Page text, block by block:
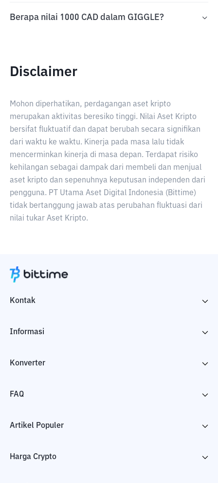
Berapa nilai 1000 CAD dalam GIGGLE?
Disclaimer
Mohon diperhatikan, perdagangan aset kripto
merupakan aktivitas beresiko tinggi. Nilai Aset Kripto
bersifat fluktuatif dan dapat berubah secara signifikan
dari waktu ke waktu. Kinerja pada masa lalu tidak
mencerminkan kinerja di masa depan. Terdapat risiko
kehilangan sebagai dampak dari membeli dan menjual
aset kripto dan sepenuhnya keputusan independen dari
pengguna. PT Utama Aset Digital Indonesia (Bittime)
tidak bertanggung jawab atas perubahan fluktuasi dari
nilai tukar Aset Kripto.
Kontak
Informasi
Konverter
FAQ
Artikel Populer
Harga Crypto